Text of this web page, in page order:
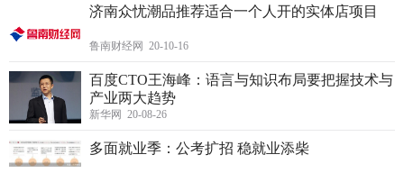
济南众忧潮品推荐适合一个人开的实体店项目
鲁南财经网 20-10-16
百度CTO王海峰：语言与知识布局要把握技术与
产业两大趋势
新华网 20-08-26
多面就业季：公考扩招 稳就业添柴